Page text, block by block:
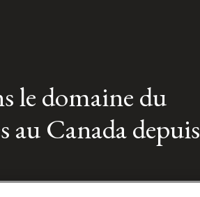
le domaine du
au Canada depuis